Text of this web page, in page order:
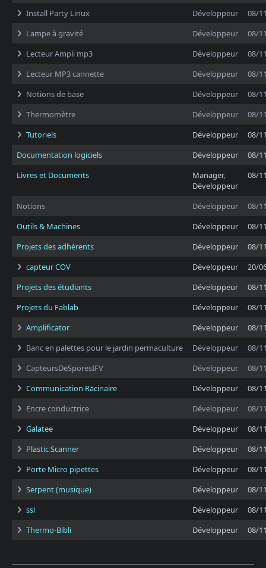
Install Party Linux
Développeur
08/
Lampe à gravité
Développeur
08/
Lecteur Ampli mp3
Développeur
08/
Lecteur MP3 cannette
Développeur
08/
Notions de base
Développeur
08/
Thermomètre
Développeur
08/
Tutoriels
Développeur
08/
Documentation logiciels
Développeur
08/
Livres et Documents
Manager,
Développeur
08/
Notions Développeur
08/
Outils & Machines
Développeur
08/
Projets des adhérents
Développeur
08/
capteur COV
Développeur
20/
Projets des étudiants
Développeur
08/
Projets du Fablab
Développeur
08/
Amplificator
Développeur
08/
Banc en palettes pour le jardin permaculture
Développeur
08/
CapteursDeSporesIFV
Développeur
08/
Communication Racinaire
Développeur
08/
Encre conductrice
Développeur
08/
Galatee
Développeur
08/
Plastic Scanner
Développeur
08/
Porte Micro pipettes
Développeur
08/
Serpent (musique)
Développeur
08/
ssl
Développeur
08/
Thermo-Bibli
Développeur 08/